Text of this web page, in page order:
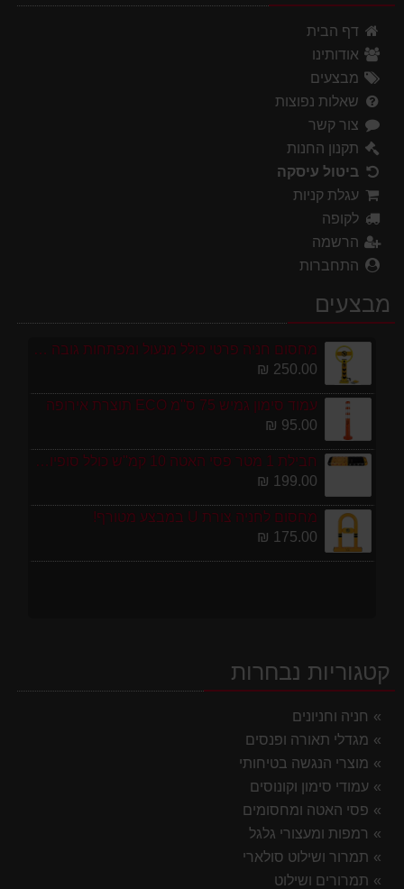
דף הבית
אודותינו
מבצעים
שאלות נפוצות
צור קשר
תקנון החנות
ביטול עיסקה
עגלת קניות
לקופה
הרשמה
התחברות
מבצעים
מחסום חניה פרטי כולל מנעול ומפתחות גובה 70 ס"מ
250.00 ₪
עמוד סימון גמיש 75 ס''מ ECO תוצרת אירופה
95.00 ₪
חבילת 1 מטר פסי האטה 10 קמ''ש כולל סופיות מפלסטיק
199.00 ₪
מחסום לחניה צורת U במבצע מטורף!
175.00 ₪
קטגוריות נבחרות
חניה וחניונים
מגדלי תאורה ופנסים
מוצרי הנגשה בטיחותי
עמודי סימון וקונוסים
פסי האטה ומחסומים
רמפות ומעצורי גלגל
תמרור ושילוט סולארי
תמרורים ושילוט